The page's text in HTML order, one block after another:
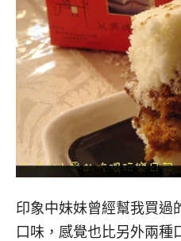
印象中妹妹曾經幫我買過
口味，感覺也比另外兩種